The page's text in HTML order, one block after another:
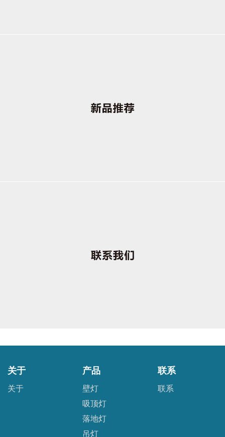
关于
关于
产品
壁灯
吸顶灯
落地灯
吊灯
联系
联系